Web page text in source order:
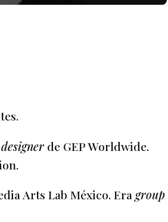
de GEP Worldwide.
Arts Lab México. Era group